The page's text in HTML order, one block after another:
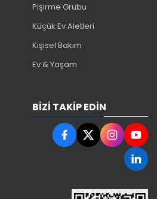
Pişirme Grubu
Küçük Ev Aletleri
Kişisel Bakım
Ev & Yaşam
BIZI TAKIP EDIN